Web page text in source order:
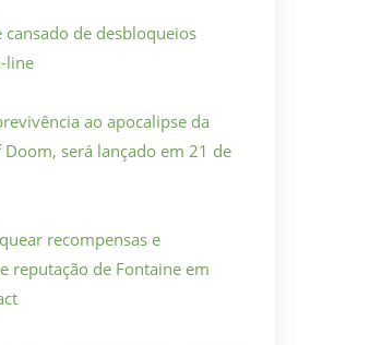
cansado de desbloqueios
line
ao apocalipse da
será lançado em 21 de
recompensas e
reputação de Fontaine em